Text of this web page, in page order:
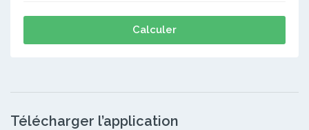
Calculer
Télécharger l’application